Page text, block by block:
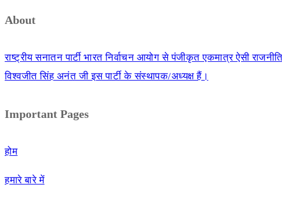
About
राष्ट्रीय सनातन पार्टी भारत निर्वाचन आयोग से पंजीकृत एकमात्र ऐसी
विश्वजीत सिंह अनंत जी इस पार्टी के संस्थापक/अध्यक्ष हैं।
Important Pages
होम
हमारे बारे में